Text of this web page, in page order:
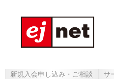
新規入会申し込み・ご相談 サ